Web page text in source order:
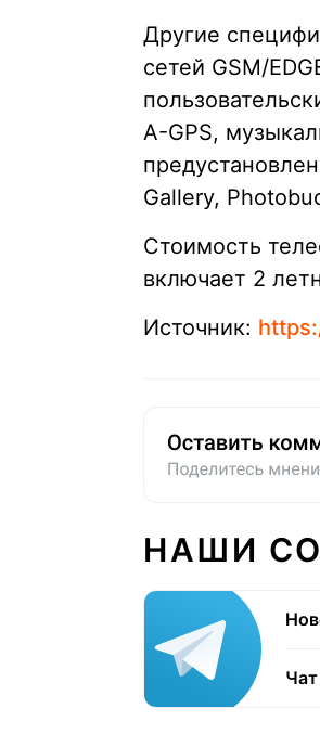
Другие
сетей GSM/
A-GPS,
Gallery,
Стоимость
включает 2
Источник:
НАШИ